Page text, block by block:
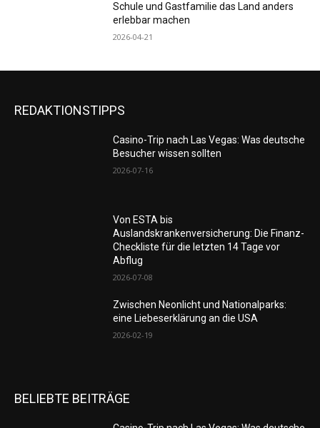
Schule und Gastfamilie das Land anders
erlebbar machen
2026-04-21
REDAKTIONSTIPPS
Casino-Trip nach Las Vegas: Was deutsche
Besucher wissen sollten
2026-07-16
Von ESTA bis
Auslandskrankenversicherung: Die Finanz-
Checkliste für die letzten 14 Tage vor
Abflug
2026-07-08
Zwischen Neonlicht und Nationalparks:
eine Liebeserklärung an die USA
2026-02-19
BELIEBTE BEITRÄGE